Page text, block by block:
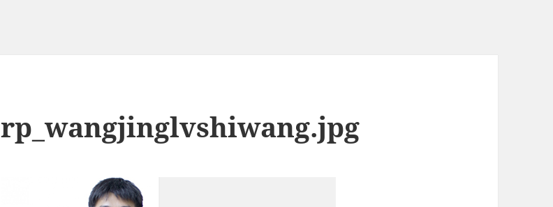
rp_wangjinglvshiwang.jpg